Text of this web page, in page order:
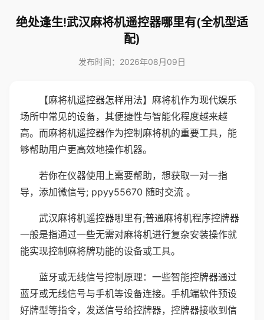
绝处逢生!武汉麻将机遥控器哪里有(全机型适
配)
发布时间：2026年08月09日
【麻将机遥控器怎样用法】麻将机作为现代娱乐
场所中常见的设备，其便捷性与智能化程度越来越
高。而麻将机遥控器作为控制麻将机的重要工具，能
够帮助用户更高效地操作机器。
若你在仪器使用上需要帮助，想获取一对一指
导，添加微信号; ppyy55670 随时交流 。
武汉麻将机遥控器哪里有;普通麻将机程序控牌器
一般是指通过一些无需对麻将机进行复杂安装操作就
能实现控制麻将牌功能的设备或工具。
蓝牙或无线信号控制原理：一些智能控牌器通过
蓝牙或无线信号与手机等设备连接。手机端软件预设
好牌型等指令，发送信号给控牌器，控牌器接收到信